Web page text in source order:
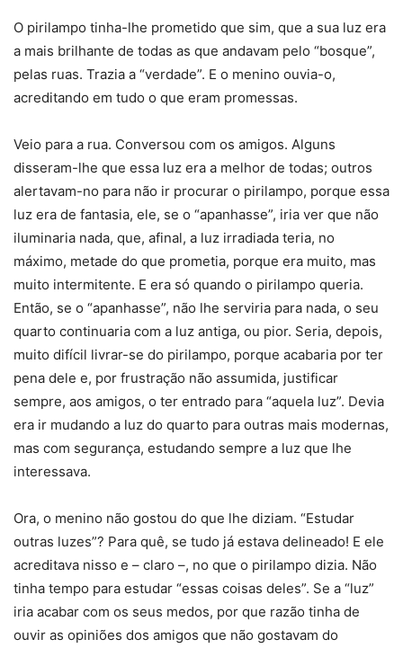
O pirilampo tinha-lhe prometido que sim, que a sua luz era
a mais brilhante de todas as que andavam pelo “bosque”,
pelas ruas. Trazia a “verdade”. E o menino ouvia-o,
acreditando em tudo o que eram promessas.
Veio para a rua. Conversou com os amigos. Alguns
disseram-lhe que essa luz era a melhor de todas; outros
alertavam-no para não ir procurar o pirilampo, porque essa
luz era de fantasia, ele, se o “apanhasse”, iria ver que não
iluminaria nada, que, afinal, a luz irradiada teria, no
máximo, metade do que prometia, porque era muito, mas
muito intermitente. E era só quando o pirilampo queria.
Então, se o “apanhasse”, não lhe serviria para nada, o seu
quarto continuaria com a luz antiga, ou pior. Seria, depois,
muito difícil livrar-se do pirilampo, porque acabaria por ter
pena dele e, por frustração não assumida, justificar
sempre, aos amigos, o ter entrado para “aquela luz”. Devia
era ir mudando a luz do quarto para outras mais modernas,
mas com segurança, estudando sempre a luz que lhe
interessava.
Ora, o menino não gostou do que lhe diziam. “Estudar
outras luzes”? Para quê, se tudo já estava delineado! E ele
acreditava nisso e – claro –, no que o pirilampo dizia. Não
tinha tempo para estudar “essas coisas deles”. Se a “luz”
iria acabar com os seus medos, por que razão tinha de
ouvir as opiniões dos amigos que não gostavam do